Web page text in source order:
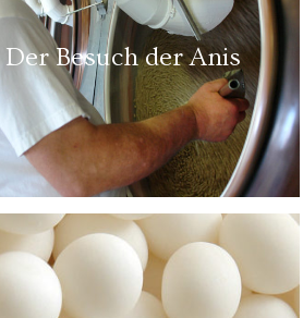
Der Besuch der Anis